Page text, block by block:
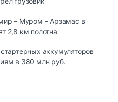
– Муром – Арзамас в
2,8 км полотна
аккумуляторов
в 380 млн руб.